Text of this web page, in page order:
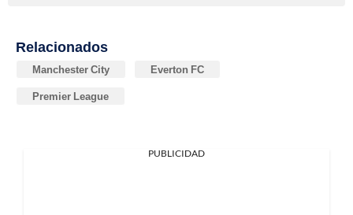
Relacionados
Manchester City Everton FC
Premier League
PUBLICIDAD